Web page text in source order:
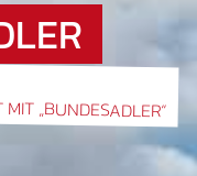
„BUNDESADLER“